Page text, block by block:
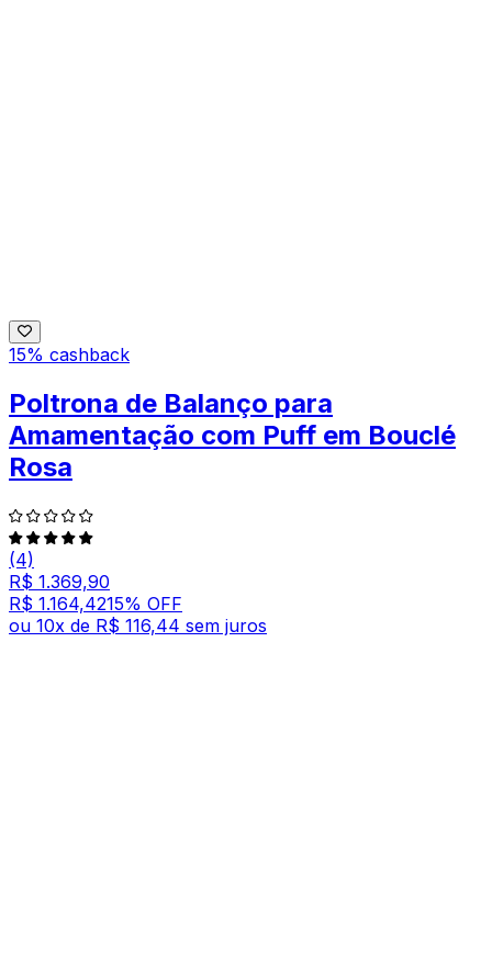
15% cashback
Poltrona de Balanço para
Amamentação com Puff em Bouclé
Rosa
(4)
R$ 1.369,90
R$ 1.164,4215% OFF
ou 10x de R$ 116,44 sem juros